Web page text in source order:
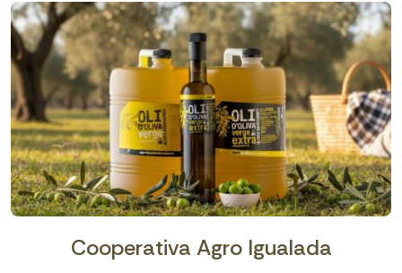
Cooperativa Agro Igualada